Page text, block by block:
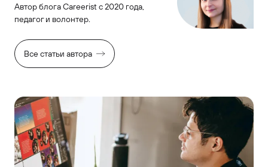
Автор блога Careerist с 2020 года,
педагог и волонтер.
Все статьи автора